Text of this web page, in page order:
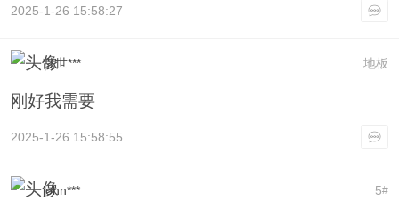
2025-1-26 15:58:27
地板
乱世***
刚好我需要
2025-1-26 15:58:55
5#
john***